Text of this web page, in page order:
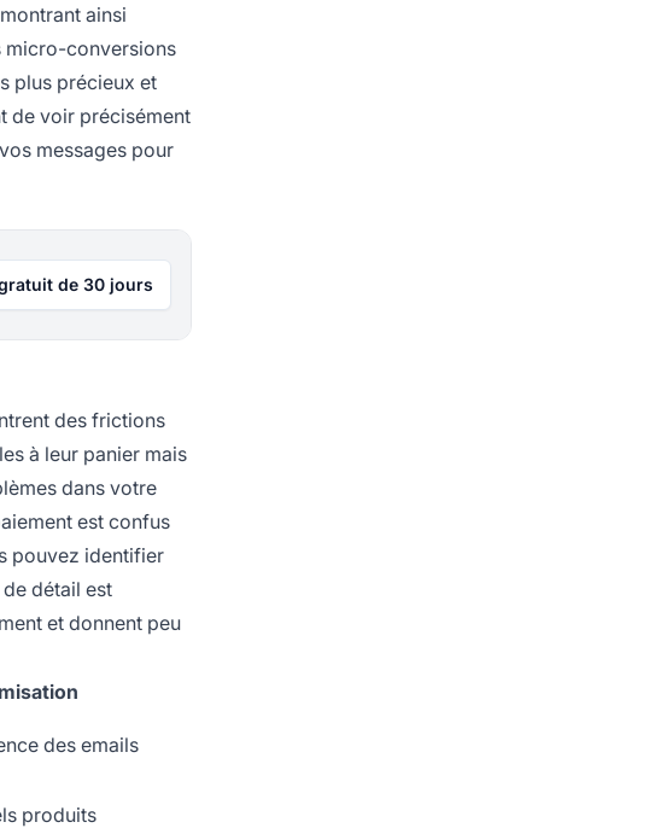
ainsi
micro-conversions
plus précieux et
de voir précisément
messages pour
de 30 jours
des frictions
à leur panier mais
dans votre
est confus
pouvez identifier
détail est
et donnent peu
des emails
produits